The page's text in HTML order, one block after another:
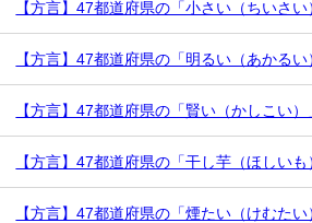
【方言】47都道府県の「小さい（ちいさ
【方言】47都道府県の「明るい（あかる
【方言】47都道府県の「賢い（かしこい
【方言】47都道府県の「干し芋（ほしい
【方言】47都道府県の「煙たい（けむた